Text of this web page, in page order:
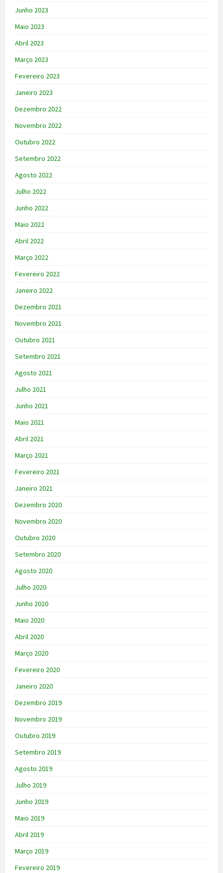
Junho 2023
Maio 2023
Abril 2023
Março 2023
Fevereiro 2023
Janeiro 2023
Dezembro 2022
Novembro 2022
Outubro 2022
Setembro 2022
Agosto 2022
Julho 2022
Junho 2022
Maio 2022
Abril 2022
Março 2022
Fevereiro 2022
Janeiro 2022
Dezembro 2021
Novembro 2021
Outubro 2021
Setembro 2021
Agosto 2021
Julho 2021
Junho 2021
Maio 2021
Abril 2021
Março 2021
Fevereiro 2021
Janeiro 2021
Dezembro 2020
Novembro 2020
Outubro 2020
Setembro 2020
Agosto 2020
Julho 2020
Junho 2020
Maio 2020
Abril 2020
Março 2020
Fevereiro 2020
Janeiro 2020
Dezembro 2019
Novembro 2019
Outubro 2019
Setembro 2019
Agosto 2019
Julho 2019
Junho 2019
Maio 2019
Abril 2019
Março 2019
Fevereiro 2019